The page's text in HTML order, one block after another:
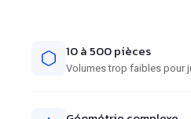
10 à 500 pièces
Volumes trop faibles pour